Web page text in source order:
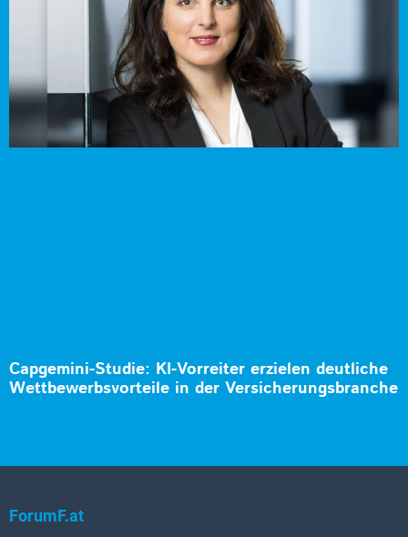
Capgemini-Studie: KI-Vorreiter erzielen deutliche
Wettbewerbsvorteile in der Versicherungsbranche
ForumF.at